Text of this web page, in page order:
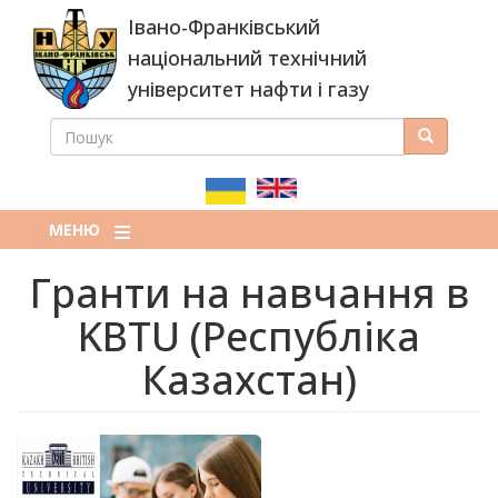
основного
вмісту
Івано-Франківський
національний технічний
університет нафти і газу
ПОШУКОВА
ПОШУК Пошук
МЕНЮ
Гранти на навчання в
KBTU (Республіка
Казахстан)